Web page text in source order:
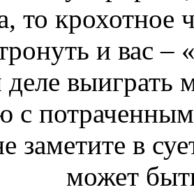
то крохотное
и вас –
выиграть
с
заметите в
может